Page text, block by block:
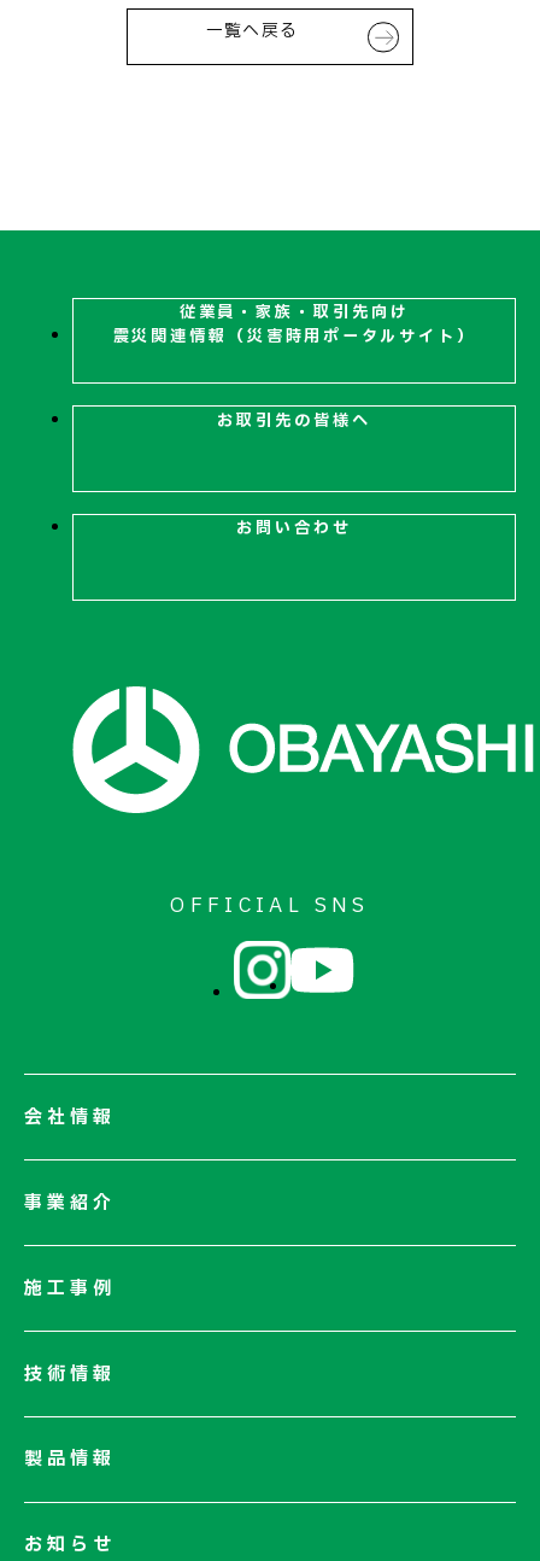
一覧へ戻る
従業員・家族・取引先向け
震災関連情報（災害時用ポータルサイト）
お取引先の皆様へ
お問い合わせ
OFFICIAL SNS
会社情報
会社情報一覧
ネットワーク
事業紹介
施工事例
技術情報
製品情報
お知らせ